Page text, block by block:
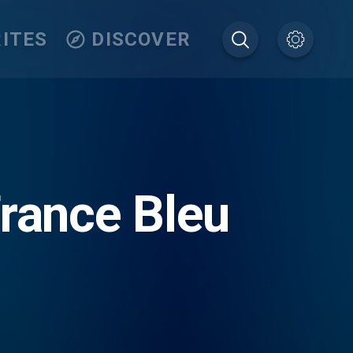
DISCOVER
Bleu